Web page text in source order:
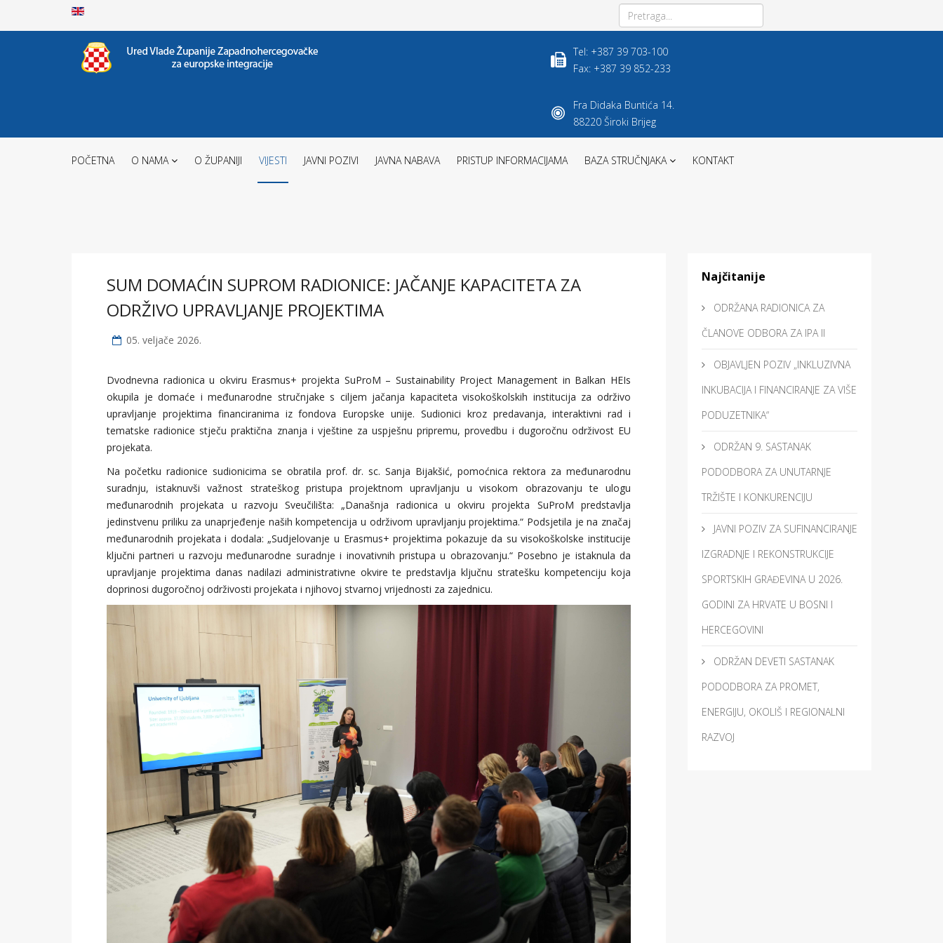
Tel: +387 39 703-100
Fax: +387 39 852-233
Fra Didaka Buntića 14.
88220 Široki Brijeg
POČETNA O NAMA O ŽUPANIJI VIJESTI JAVNI POZIVI JAVNA NABAVA PRISTUP INFORMACIJAMA BAZA STRUČNJAKA KONTAKT
SUM DOMAĆIN SUPROM RADIONICE: JAČANJE KAPACITETA ZA
ODRŽIVO UPRAVLJANJE PROJEKTIMA
05. veljače 2026.
Dvodnevna radionica u okviru Erasmus+ projekta SuProM – Sustainability Project Management in Balkan HEIs
okupila je domaće i međunarodne stručnjake s ciljem jačanja kapaciteta visokoškolskih institucija za održivo
upravljanje projektima financiranima iz fondova Europske unije. Sudionici kroz predavanja, interaktivni rad i
tematske radionice stječu praktična znanja i vještine za uspješnu pripremu, provedbu i dugoročnu održivost EU
projekata.
Na početku radionice sudionicima se obratila prof. dr. sc. Sanja Bijakšić, pomoćnica rektora za međunarodnu
suradnju, istaknuvši važnost strateškog pristupa projektnom upravljanju u visokom obrazovanju te ulogu
međunarodnih projekata u razvoju Sveučilišta: „Današnja radionica u okviru projekta SuProM predstavlja
jedinstvenu priliku za unaprjeđenje naših kompetencija u održivom upravljanju projektima.“ Podsjetila je na značaj
međunarodnih projekata i dodala: „Sudjelovanje u Erasmus+ projektima pokazuje da su visokoškolske institucije
ključni partneri u razvoju međunarodne suradnje i inovativnih pristupa u obrazovanju.“ Posebno je istaknula da
upravljanje projektima danas nadilazi administrativne okvire te predstavlja ključnu stratešku kompetenciju koja
doprinosi dugoročnoj održivosti projekata i njihovoj stvarnoj vrijednosti za zajednicu.
Najčitanije
ODRŽANA RADIONICA ZA
ČLANOVE ODBORA ZA IPA II
OBJAVLJEN POZIV „INKLUZIVNA
INKUBACIJA I FINANCIRANJE ZA VIŠE
PODUZETNIKA“
ODRŽAN 9. SASTANAK
PODODBORA ZA UNUTARNJE
TRŽIŠTE I KONKURENCIJU
JAVNI POZIV ZA SUFINANCIRANJE
IZGRADNJE I REKONSTRUKCIJE
SPORTSKIH GRAĐEVINA U 2026.
GODINI ZA HRVATE U BOSNI I
HERCEGOVINI
ODRŽAN DEVETI SASTANAK
PODODBORA ZA PROMET,
ENERGIJU, OKOLIŠ I REGIONALNI
RAZVOJ